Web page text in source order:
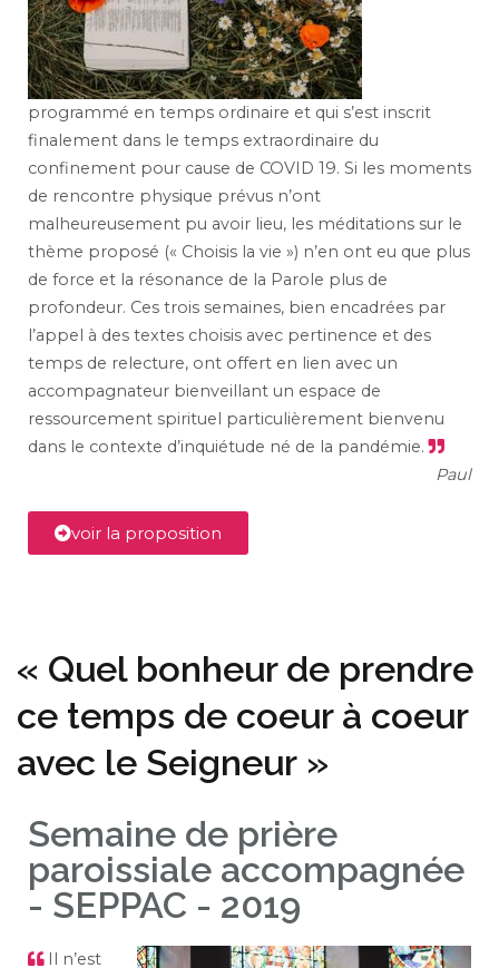
programmé en temps ordinaire et qui s’est inscrit
finalement dans le temps extraordinaire du
confinement pour cause de COVID 19. Si les moments
de rencontre physique prévus n’ont
malheureusement pu avoir lieu, les méditations sur le
thème proposé (« Choisis la vie ») n’en ont eu que plus
de force et la résonance de la Parole plus de
profondeur. Ces trois semaines, bien encadrées par
l’appel à des textes choisis avec pertinence et des
temps de relecture, ont offert en lien avec un
accompagnateur bienveillant un espace de
ressourcement spirituel particulièrement bienvenu
dans le contexte d’inquiétude né de la pandémie.
Paul
voir la proposition
« Quel bonheur de prendre
ce temps de coeur à coeur
avec le Seigneur »
Semaine de prière
paroissiale accompagnée
- SEPPAC - 2019
Il n’est